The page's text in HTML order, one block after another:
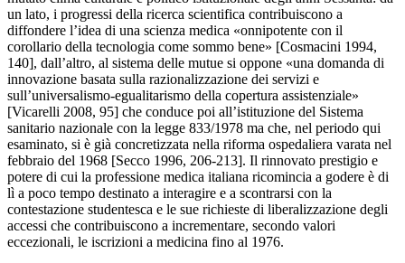
un lato, i progressi della ricerca scientifica contribuiscono a
diffondere l’idea di una scienza medica «onnipotente con il
corollario della tecnologia come sommo bene» [Cosmacini 1994,
140], dall’altro, al sistema delle mutue si oppone «una domanda di
innovazione basata sulla razionalizzazione dei servizi e
sull’universalismo-egualitarismo della copertura assistenziale»
[Vicarelli 2008, 95] che conduce poi all’istituzione del Sistema
sanitario nazionale con la legge 833/1978 ma che, nel periodo qui
esaminato, si è già concretizzata nella riforma ospedaliera varata nel
febbraio del 1968 [Secco 1996, 206-213]. Il rinnovato prestigio e
potere di cui la professione medica italiana ricomincia a godere è di
lì a poco tempo destinato a interagire e a scontrarsi con la
contestazione studentesca e le sue richieste di liberalizzazione degli
accessi che contribuiscono a incrementare, secondo valori
eccezionali, le iscrizioni a medicina fino al 1976.